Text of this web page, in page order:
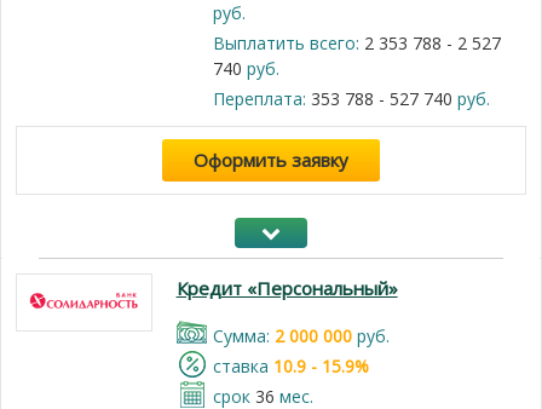
руб.
Выплатить всего: 2 353 788 - 2 527
740 руб.
Переплата: 353 788 - 527 740 руб.
Оформить заявку
Кредит «Персональный»
Cумма: 2 000 000руб.
cтавка 10.9 - 15.9%
срок 36 мес.